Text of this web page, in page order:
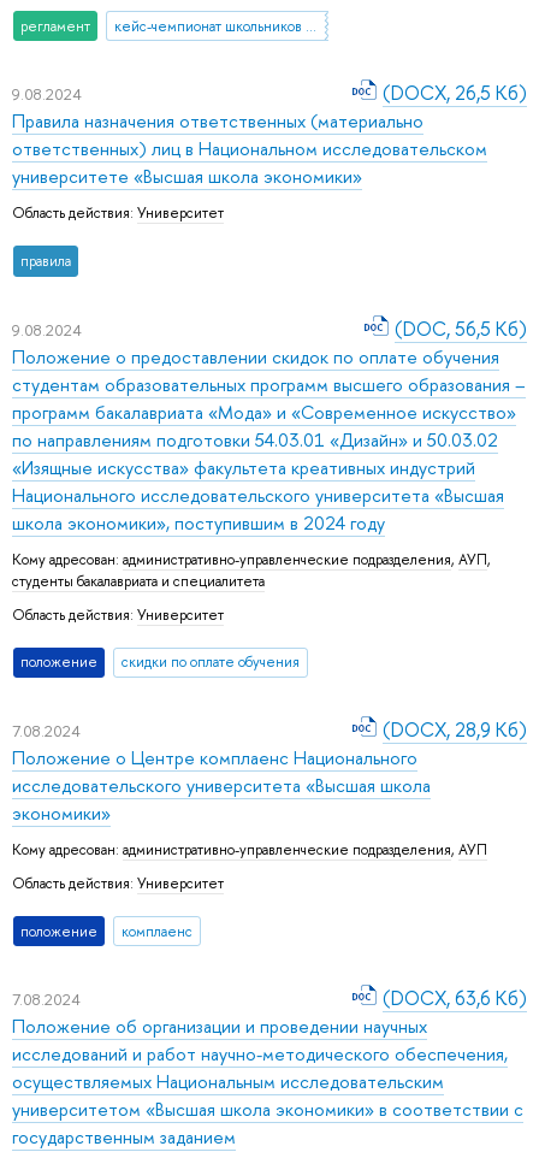
регламент кейс-чемпионат школьников по экономике и предпринимательству
9.08.2024
Правила назначения ответственных (материально
ответственных) лиц в Национальном исследовательском
университете «Высшая школа экономики»
Область действия: Университет
правила
(DOCX, 26,5 Кб)
9.08.2024
Положение о предоставлении скидок по оплате обучения
студентам образовательных программ высшего образования –
программ бакалавриата «Мода» и «Современное искусство»
по направлениям подготовки 54.03.01 «Дизайн» и 50.03.02
«Изящные искусства» факультета креативных индустрий
Национального исследовательского университета «Высшая
школа экономики», поступившим в 2024 году
Кому адресован: административно-управленческие подразделения, АУП,
студенты бакалавриата и специалитета
Область действия: Университет
положение скидки по оплате обучения
(DOC, 56,5 Кб)
7.08.2024
Положение о Центре комплаенс Национального
исследовательского университета «Высшая школа
экономики»
Кому адресован: административно-управленческие подразделения, АУП
Область действия: Университет
положение комплаенс
(DOCX, 28,9 Кб)
7.08.2024
Положение об организации и проведении научных
исследований и работ научно-методического обеспечения,
осуществляемых Национальным исследовательским
университетом «Высшая школа экономики» в соответствии с
государственным заданием
(DOCX, 63,6 Кб)